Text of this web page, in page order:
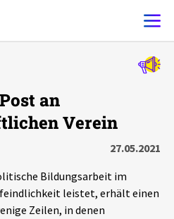
an
Verein
27.05.2021
Bildungsarbeit im
leistet, erhält einen
Zeilen, in denen
Statistik